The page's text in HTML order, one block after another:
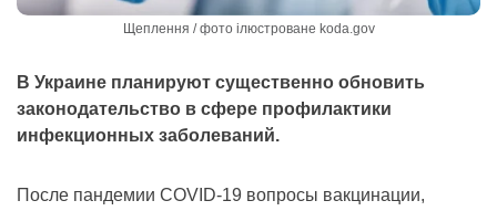
Щеплення / фото ілюстроване koda.gov
В Украине планируют существенно обновить
законодательство в сфере профилактики
инфекционных заболеваний.
После пандемии COVID-19 вопросы вакцинации,